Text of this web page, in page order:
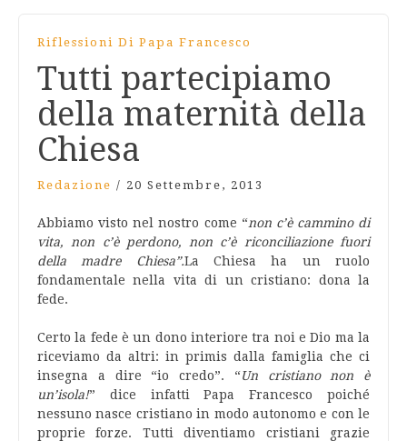
Riflessioni Di Papa Francesco
Tutti partecipiamo
della maternità della
Chiesa
Redazione / 20 Settembre, 2013
Abbiamo visto nel nostro come “non c’è cammino di
vita, non c’è perdono, non c’è riconciliazione fuori
della madre Chiesa”.La Chiesa ha un ruolo
fondamentale nella vita di un cristiano: dona la
fede.
Certo la fede è un dono interiore tra noi e Dio ma la
riceviamo da altri: in primis dalla famiglia che ci
insegna a dire “io credo”. “Un cristiano non è
un’isola!” dice infatti Papa Francesco poiché
nessuno nasce cristiano in modo autonomo e con le
proprie forze. Tutti diventiamo cristiani grazie